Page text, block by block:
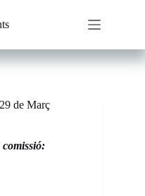
de Març